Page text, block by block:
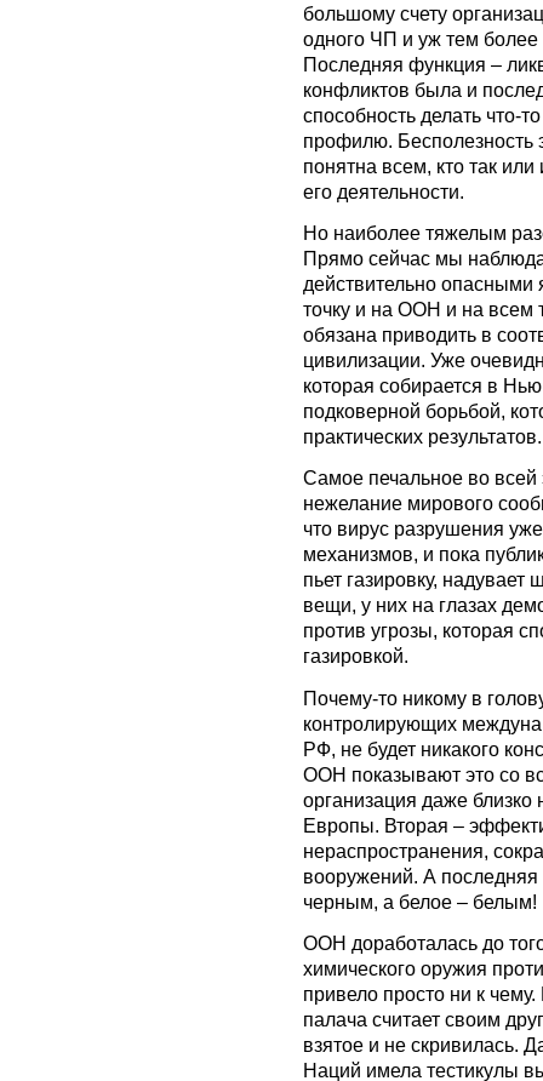
большому счету
одного ЧП и уж тем более
Последняя функция –
конфликтов была и
способность делать что-
профилю. Бесполезность
понятна всем, кто так
его деятельности.
Но наиболее тяжелым
Прямо сейчас мы
действительно опасными
точку и на ООН и на всем
обязана приводить в
цивилизации. Уже
которая собирается в
подковерной борьбой,
практических результатов.
Самое печальное во всей
нежелание мирового
что вирус разрушения
механизмов, и пока
пьет газировку, надувает
вещи, у них на глазах
против угрозы, которая
газировкой.
Почему-то никому в
контролирующих
РФ, не будет никакого
ООН показывают это со
организация даже близко
Европы. Вторая –
нераспространения,
вооружений. А
черным, а белое – белым!
ООН доработалась до
химического оружия
привело просто ни к
палача считает своим
взятое и не скривилась.
Наций имела тестикулы